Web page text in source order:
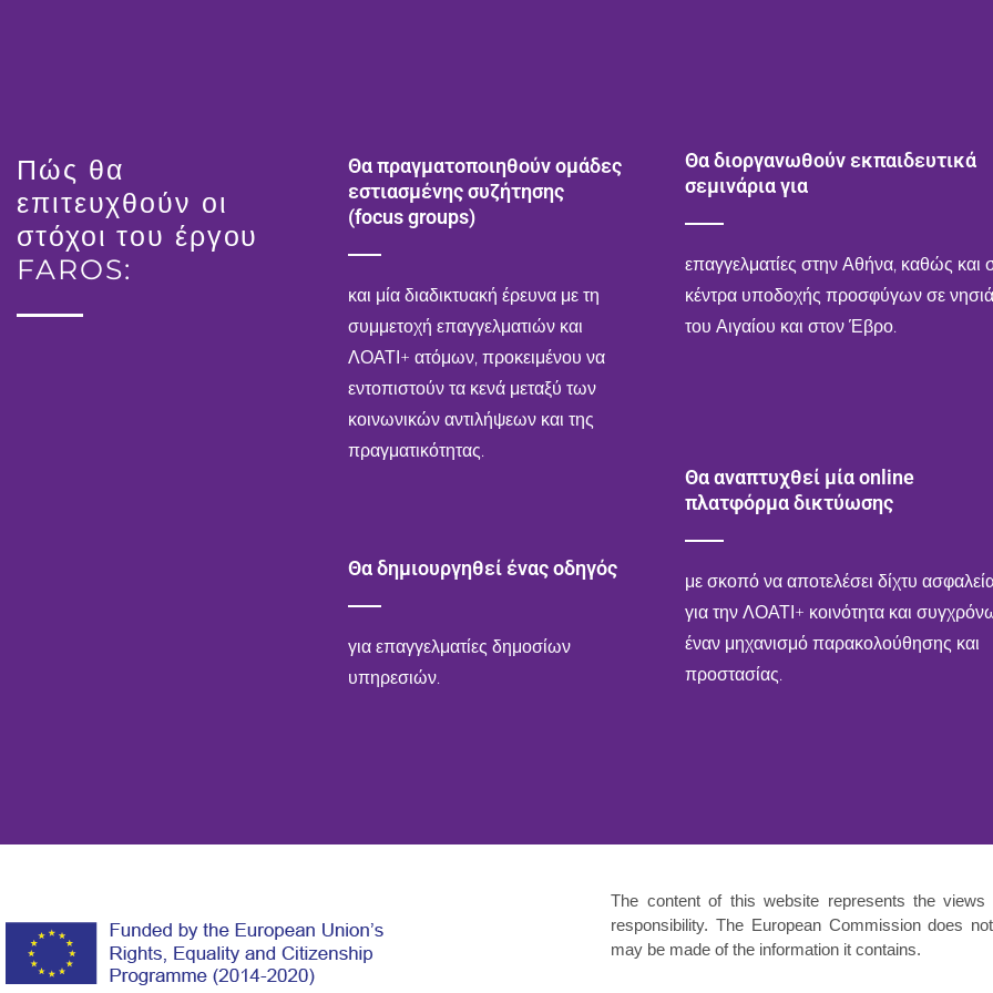
Πώς θα
επιτευχθούν οι
στόχοι του έργου
FAROS:
Θα πραγματοποιηθούν ομάδες
εστιασμένης συζήτησης
(focus groups)
και μία διαδικτυακή έρευνα με τη
συμμετοχή επαγγελματιών και
ΛΟΑΤΙ+ ατόμων, προκειμένου να
εντοπιστούν τα κενά μεταξύ των
κοινωνικών αντιλήψεων και της
πραγματικότητας.
Θα δημιουργηθεί ένας οδηγός
για επαγγελματίες δημοσίων
υπηρεσιών.
Θα διοργανωθούν εκπαιδευτικά
σεμινάρια για
επαγγελματίες στην Αθήνα, καθώς και
κέντρα υποδοχής προσφύγων σε
του Αιγαίου και στον Έβρο.
Θα αναπτυχθεί μία online
πλατφόρμα δικτύωσης
με σκοπό να αποτελέσει δίχτυ
για την ΛΟΑΤΙ+ κοινότητα και
έναν μηχανισμό παρακολούθησης και
προστασίας.
The content of this website represents the
responsibility. The European Commission does
may be made of the information it contains.